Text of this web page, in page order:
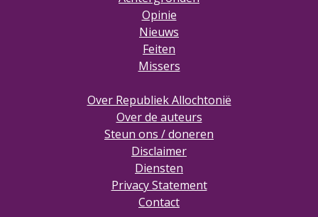
Opinie
Nieuws
Feiten
Missers
Over Republiek Allochtonië
Over de auteurs
Steun ons / doneren
Disclaimer
Diensten
Privacy Statement
Contact